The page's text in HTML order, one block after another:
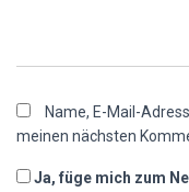
Name, E-Mail-
meinen nächsten
Ja, füge mich zum